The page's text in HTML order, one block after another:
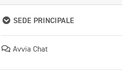
SEDE PRINCIPALE
Avvia Chat